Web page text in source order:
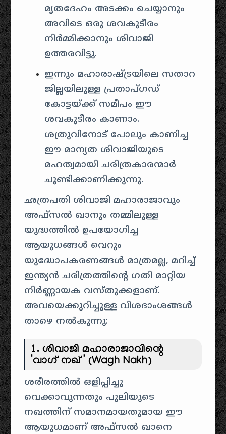
മൃതദേഹം അടക്കം ചെയ്യാനും
അവിടെ ഒരു ശവകുടീരം
നിർമ്മിക്കാനും ശിവാജി
ഉത്തരവിട്ടു.
ഇന്നും മഹാരാഷ്ട്രയിലെ സതാറ
ജില്ലയിലുള്ള പ്രതാപ്ഗഡ്
കോട്ടയ്ക്ക് സമീപം ഈ
ശവകുടീരം കാണാം.
ശത്രുവിനോട് പോലും കാണിച്ച
ഈ മാന്യത ശിവാജിയുടെ
മഹത്വമായി ചരിത്രകാരന്മാർ
ചൂണ്ടിക്കാണിക്കുന്നു.
ഛത്രപതി ശിവാജി മഹാരാജാവും
അഫ്സൽ ഖാനും തമ്മിലുള്ള
യുദ്ധത്തിൽ ഉപയോഗിച്ച
ആയുധങ്ങൾ വെറും
യുദ്ധോപകരണങ്ങൾ മാത്രമല്ല, മറിച്ച്
ഇന്ത്യൻ ചരിത്രത്തിന്റെ ഗതി മാറ്റിയ
നിർണ്ണായക വസ്തുക്കളാണ്.
അവയെക്കുറിച്ചുള്ള വിശദാംശങ്ങൾ
താഴെ നൽകുന്നു:
1. ശിവാജി മഹാരാജാവിന്റെ
‘വാഗ് നഖ്’ (Wagh Nakh)
ശരീരത്തിൽ ഒളിപ്പിച്ചു
വെക്കാവുന്നതും പുലിയുടെ
നഖത്തിന് സമാനമായതുമായ ഈ
ആയുധമാണ് അഫ്സൽ ഖാനെ